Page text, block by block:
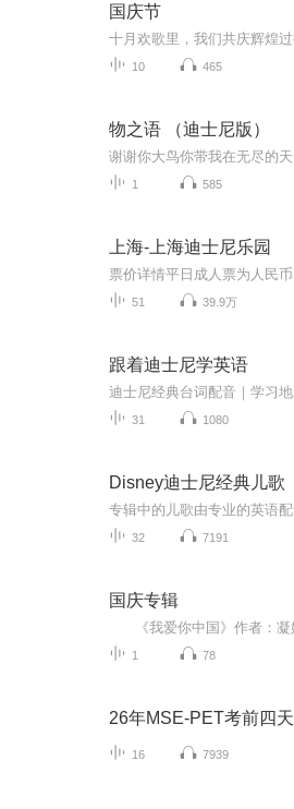
国庆节
10 465
物之语 （迪士尼版）
1 585
上海-上海迪士尼乐园
51 39.9万
跟着迪士尼学英语
31 1080
Disney迪士尼经典儿歌
32 7191
国庆专辑
1 78
26年MSE-PET考前四天
16 7939